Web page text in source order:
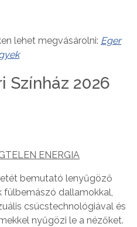
lehet megvásárolni: Eger
Színház 2026
ENERGIA
bemutató lenyűgöző
fülbemászó dallamokkal,
csúcstechnológiával és
nyűgözi le a nézőket.